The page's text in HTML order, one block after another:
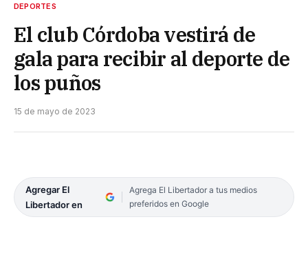
DEPORTES
El club Córdoba vestirá de
gala para recibir al deporte de
los puños
15 de mayo de 2023
Agregar El
Libertador en
Agrega El Libertador a tus medios
preferidos en Google